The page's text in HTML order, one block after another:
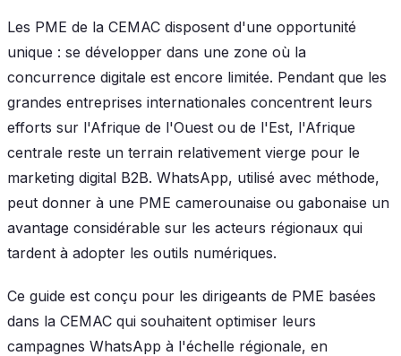
Les PME de la CEMAC disposent d'une opportunité
unique : se développer dans une zone où la
concurrence digitale est encore limitée. Pendant que les
grandes entreprises internationales concentrent leurs
efforts sur l'Afrique de l'Ouest ou de l'Est, l'Afrique
centrale reste un terrain relativement vierge pour le
marketing digital B2B. WhatsApp, utilisé avec méthode,
peut donner à une PME camerounaise ou gabonaise un
avantage considérable sur les acteurs régionaux qui
tardent à adopter les outils numériques.
Ce guide est conçu pour les dirigeants de PME basées
dans la CEMAC qui souhaitent optimiser leurs
campagnes WhatsApp à l'échelle régionale, en